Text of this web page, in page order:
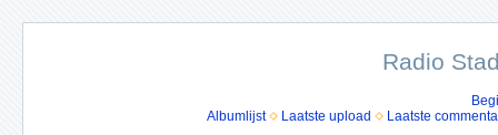
Radio
Albumlijst
Laatste upload Laatste